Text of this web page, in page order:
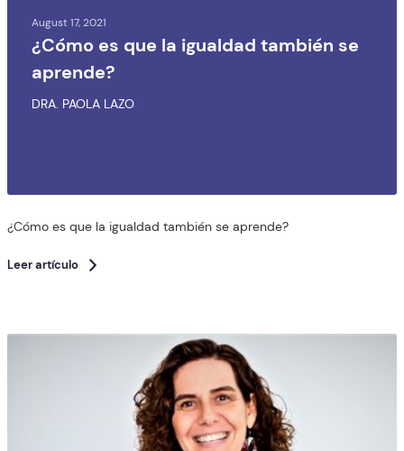
August 17, 2021
¿Cómo es que la igualdad también se
aprende?
DRA. PAOLA LAZO
¿Cómo es que la igualdad también se aprende?
Leer artículo